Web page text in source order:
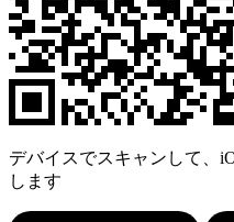
デバイスでスキャンして、
します